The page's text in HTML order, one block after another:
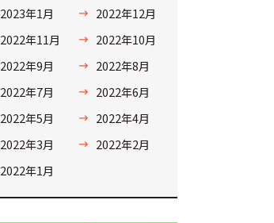
2023年1月
2022年12月
2022年11月
2022年10月
2022年9月
2022年8月
2022年7月
2022年6月
2022年5月
2022年4月
2022年3月
2022年2月
2022年1月